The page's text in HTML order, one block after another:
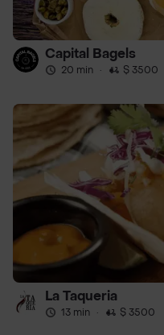
Capital Bagels
20 min · $ 3500
La Taqueria
13 min · $ 3500